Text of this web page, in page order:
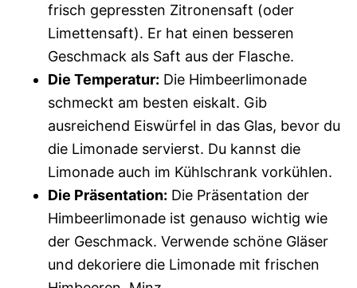
frisch gepressten Zitronensaft (oder
Limettensaft). Er hat einen besseren
Geschmack als Saft aus der Flasche.
Die Temperatur: Die Himbeerlimonade
schmeckt am besten eiskalt. Gib
ausreichend Eiswürfel in das Glas, bevor du
die Limonade servierst. Du kannst die
Limonade auch im Kühlschrank vorkühlen.
Die Präsentation: Die Präsentation der
Himbeerlimonade ist genauso wichtig wie
der Geschmack. Verwende schöne Gläser
und dekoriere die Limonade mit frischen